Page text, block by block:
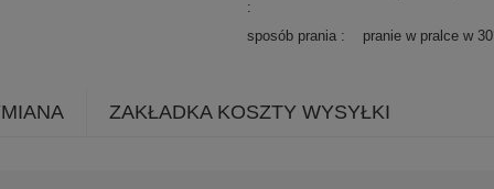
sposób prania pranie w pralce w
ZAKŁADKA KOSZTY WYSYŁKI